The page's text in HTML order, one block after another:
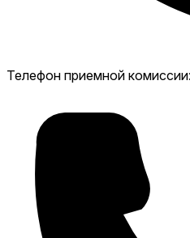
Телефон приемной